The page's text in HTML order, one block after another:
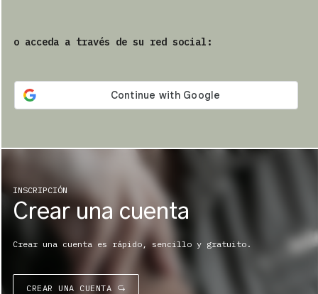
INSCRIPCIÓN
Crear una cuenta
Crear una cuenta es rápido, sencillo y gratuito.
CREAR UNA CUENTA
o acceda a través de su red social: